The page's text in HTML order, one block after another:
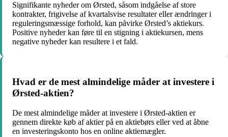
Signifikante nyheder om Ørsted, såsom indgåelse af store
kontrakter, frigivelse af kvartalsvise resultater eller ændringer i
reguleringsmæssige forhold, kan påvirke Ørsted’s aktiekurs.
Positive nyheder kan føre til en stigning i aktiekursen, mens
negative nyheder kan resultere i et fald.
Hvad er de mest almindelige måder at investere i
Ørsted-aktien?
De mest almindelige måder at investere i Ørsted-aktien er
gennem direkte køb af aktier på en aktiebørs eller ved at åbne
en investeringskonto hos en online aktiemægler.